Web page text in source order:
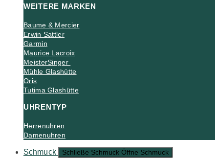
WEITERE MARKEN
Baume & Mercier
Erwin Sattler
Garmin
Maurice Lacroix
MeisterSinger
Mühle Glashütte
Oris
Tutima Glashütte
UHRENTYP
Herrenuhren
Damenuhren
Schmuck Schließe Schmuck Öffne Schmuck